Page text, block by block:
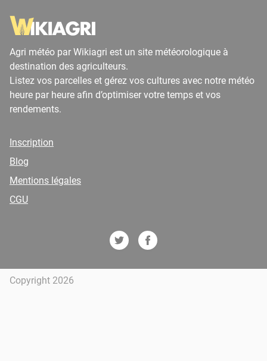
Agri météo par Wikiagri est un site météorologique à
destination des agriculteurs.
Listez vos parcelles et gérez vos cultures avec notre météo
heure par heure afin d’optimiser votre temps et vos
rendements.
Inscription
Blog
Mentions légales
CGU
Copyright 2026